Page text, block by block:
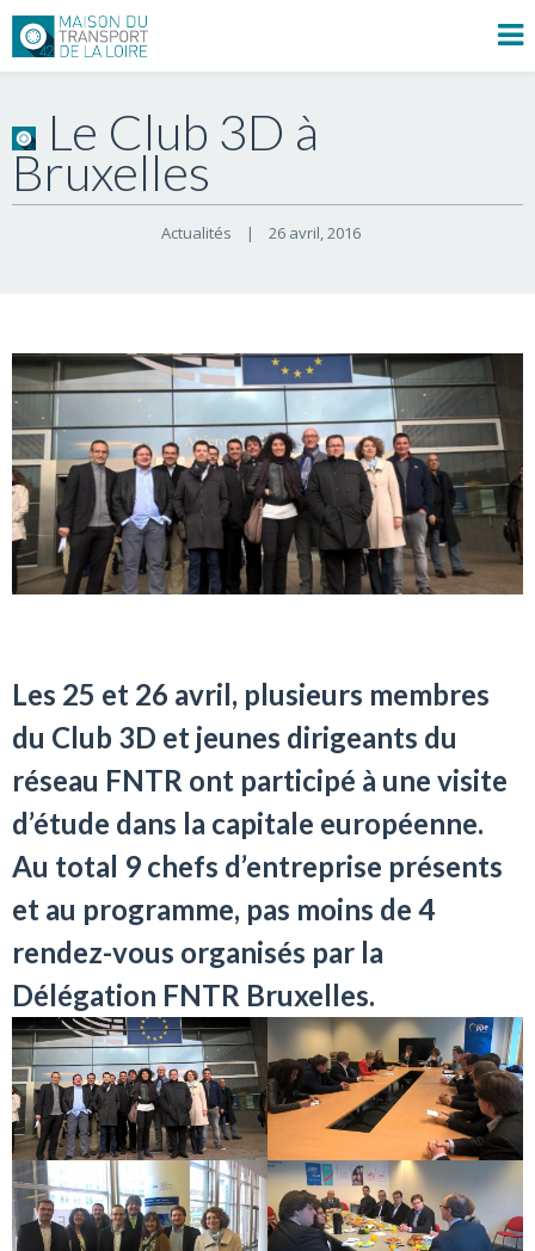
Le Club 3D à
Bruxelles
Actualités | 26 avril, 2016
Les 25 et 26 avril, plusieurs membres
du Club 3D et jeunes dirigeants du
réseau FNTR ont participé à une visite
d’étude dans la capitale européenne.
Au total 9 chefs d’entreprise présents
et au programme, pas moins de 4
rendez-vous organisés par la
Délégation FNTR Bruxelles.